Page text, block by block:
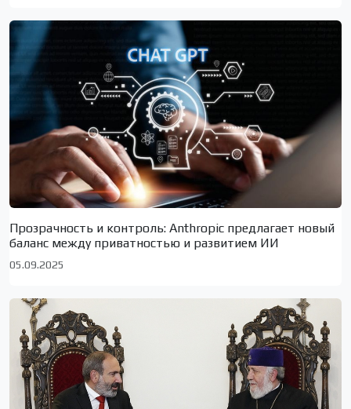
Прозрачность и контроль: Anthropic предлагает новый
баланс между приватностью и развитием ИИ
05.09.2025